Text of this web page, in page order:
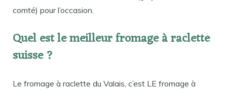
comté) pour l’occasion.
Quel est le meilleur fromage à raclette
suisse ?
Le fromage à raclette du Valais, c’est LE fromage à